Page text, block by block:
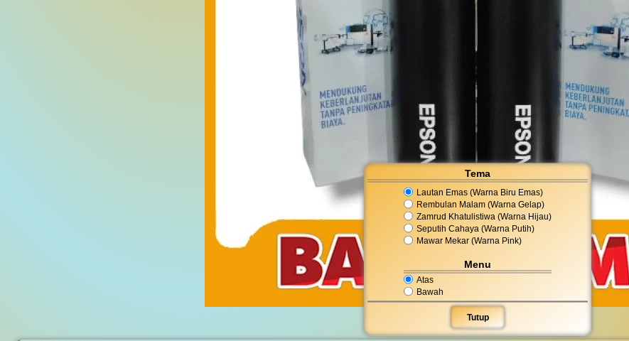
Tema
Lautan Emas (Warna Biru Emas)
Rembulan Malam (Warna Gelap)
Zamrud Khatulistiwa (Warna Hijau)
Seputih Cahaya (Warna Putih)
Mawar Mekar (Warna Pink)
Menu
Atas
Bawah
Tutup